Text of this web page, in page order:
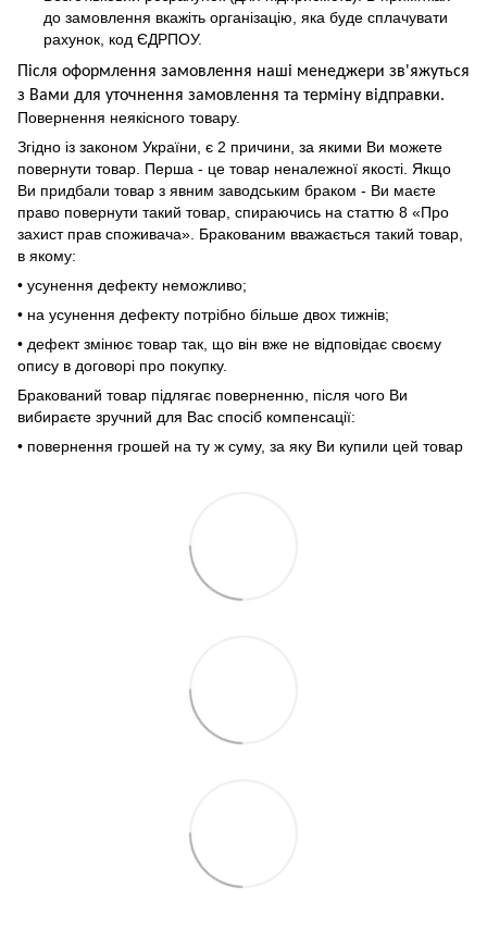
до замовлення вкажіть організацію, яка буде сплачувати
рахунок, код ЄДРПОУ.
Після оформлення замовлення наші менеджери зв'яжуться
з Вами для уточнення замовлення та терміну відправки.
Повернення неякісного товару.
Згідно із законом України, є 2 причини, за якими Ви можете
повернути товар. Перша - це товар неналежної якості. Якщо
Ви придбали товар з явним заводським браком - Ви маєте
право повернути такий товар, спираючись на статтю 8 «Про
захист прав споживача». Бракованим вважається такий товар,
в якому:
• усунення дефекту неможливо;
• на усунення дефекту потрібно більше двох тижнів;
• дефект змінює товар так, що він вже не відповідає своєму
опису в договорі про покупку.
Бракований товар підлягає поверненню, після чого Ви
вибираєте зручний для Вас спосіб компенсації:
• повернення грошей на ту ж суму, за яку Ви купили цей товар